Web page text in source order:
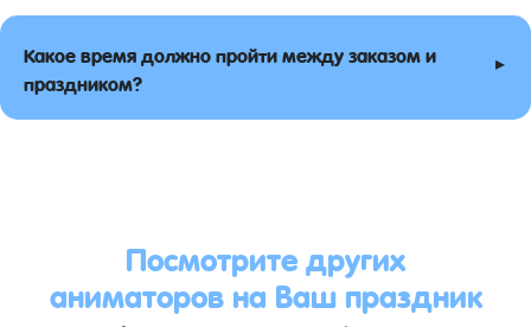
Какое время должно пройти между заказом и
праздником?
▸
Посмотрите других
аниматоров на Ваш праздник